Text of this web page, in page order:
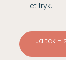
et tryk.
Ja tak -